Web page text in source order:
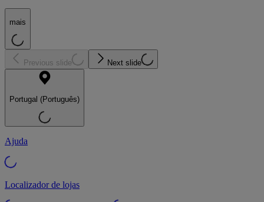
mais
Previous slide Next slide
Portugal (Português)
Ajuda
Localizador de lojas